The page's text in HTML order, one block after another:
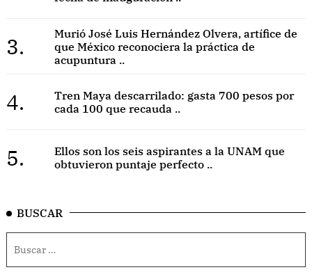
3.
Murió José Luis Hernández Olvera, artífice de
que México reconociera la práctica de
acupuntura ..
4.
Tren Maya descarrilado: gasta 700 pesos por
cada 100 que recauda ..
5.
Ellos son los seis aspirantes a la UNAM que
obtuvieron puntaje perfecto ..
BUSCAR